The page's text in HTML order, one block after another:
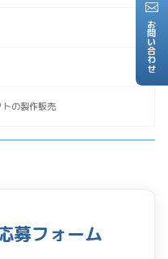
お問い合わせ
トの製作販売
募フォーム